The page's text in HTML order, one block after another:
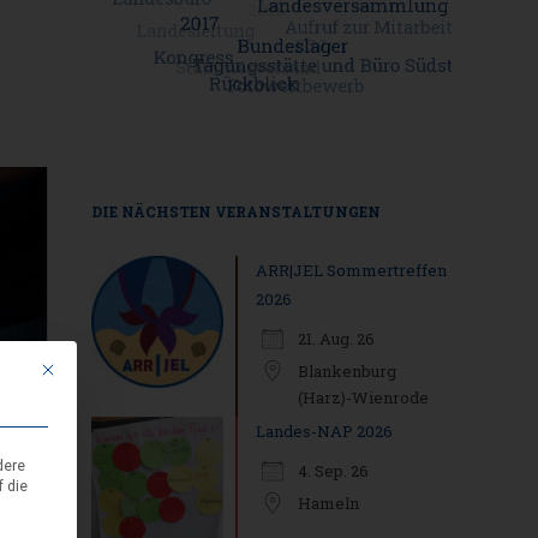
DIE NÄCHSTEN VERANSTALTUNGEN
ARR|JEL Sommertreffen
2026
21. Aug. 26
Blankenburg
(Harz)-Wienrode
Landes-NAP 2026
4. Sep. 26
Hameln
Mit diesem Button wird der Dialog geschlossen. Seine Funktionalität ist
die